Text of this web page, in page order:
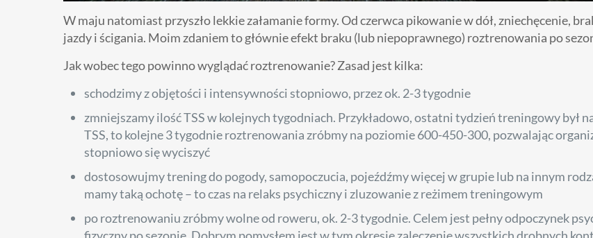
W maju natomiast przyszło lekkie załamanie formy. Od czerwca pikowanie w dół, zniechęcenie,
jazdy i ścigania. Moim zdaniem to głównie efekt braku (lub niepoprawnego) roztrenowania po
Jak wobec tego powinno wyglądać roztrenowanie? Zasad jest kilka:
schodzimy z objętości i intensywności stopniowo, przez ok. 2-3 tygodnie
zmniejszamy ilość TSS w kolejnych tygodniach. Przykładowo, ostatni tydzień treningowy był
TSS, to kolejne 3 tygodnie roztrenowania zróbmy na poziomie 600-450-300, pozwalając
stopniowo się wyciszyć
dostosowujmy trening do pogody, samopoczucia, pojeźdźmy więcej w grupie lub na innym
mamy taką ochotę – to czas na relaks psychiczny i zluzowanie z reżimem treningowym
po roztrenowaniu zróbmy wolne od roweru, ok. 2-3 tygodnie. Celem jest pełny odpoczynek